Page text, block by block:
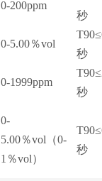
0-200ppm
秒
0-5.00％vol
秒
0-1999ppm
秒
0-
5.00％vol（0-
1％vol）
秒